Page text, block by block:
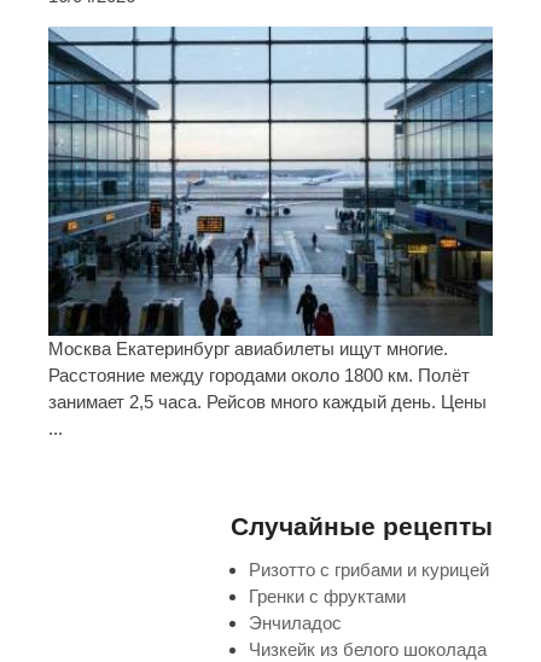
Москва Екатеринбург авиабилеты ищут многие.
Расстояние между городами около 1800 км. Полёт
занимает 2,5 часа. Рейсов много каждый день. Цены
...
Случайные рецепты
Ризотто с грибами и курицей
Гренки с фруктами
Энчиладос
Чизкейк из белого шоколада